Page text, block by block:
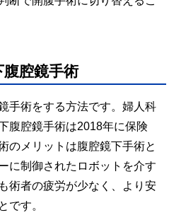
腹腔鏡手術
手術をする方法です。婦人科
腹腔鏡手術は2018年に保険
のメリットは腹腔鏡下手術と
に制御されたロボットを介す
術者の疲労が少なく、より安
です。